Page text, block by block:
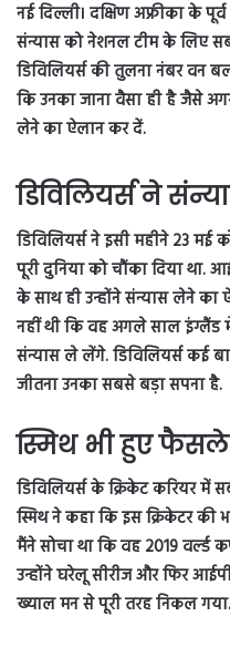
नई दिल्ली। दक्षिण अफ्रीका के
संन्यास को नेशनल टीम के लिए
डिविलियर्स की तुलना नंबर वन
कि उनका जाना वैसा ही है जैसे
लेने का ऐलान कर दें.
डिविलियर्स ने
डिविलियर्स ने इसी महीने 23
पूरी दुनिया को चौंका दिया
के साथ ही उन्होंने संन्यास लेने का
नहीं थी कि वह अगले साल इंग्लैंड
संन्यास ले लेंगे. डिविलियर्स कई
जीतना उनका सबसे बड़ा सपना है.
स्मिथ भी हुए
डिविलियर्स के क्रिकेट करियर में
स्मिथ ने कहा कि इस क्रिकेटर की
मैंने सोचा था कि वह 2019 वर्ल्ड
उन्होंने घरेलू सीरीज और फिर
ख्याल मन से पूरी तरह निकल गया.